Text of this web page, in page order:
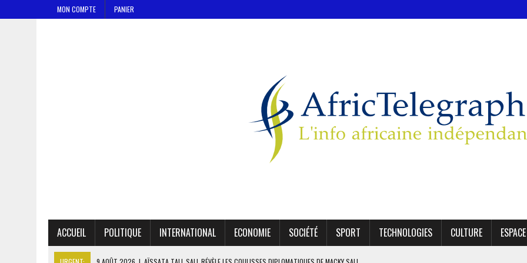
MON COMPTE PANIER
ACCUEIL POLITIQUE INTERNATIONAL ECONOMIE SOCIÉTÉ SPORT TECHNOLOGIES CULTURE